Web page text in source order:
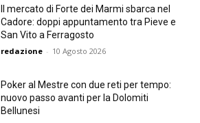
Il mercato di Forte dei Marmi sbarca nel
Cadore: doppi appuntamento tra Pieve e
San Vito a Ferragosto
redazione - 10 Agosto 2026
Poker al Mestre con due reti per tempo:
nuovo passo avanti per la Dolomiti
Bellunesi